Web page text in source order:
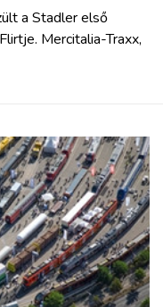
a Stadler első
Mercitalia-Traxx,